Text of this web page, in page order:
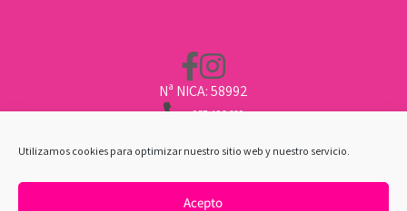
Utilizamos cookies para optimizar nuestro sitio web y nuestro servicio.
Acepto
Nª NICA: 58992
957 496 669
CLINICA@ARTCLINICA.COM